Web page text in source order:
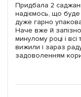
Придбала 2
надіємось, що буде
дуже гарно
Наче вже й
минулому році і
вижили і зараз
задоволенням